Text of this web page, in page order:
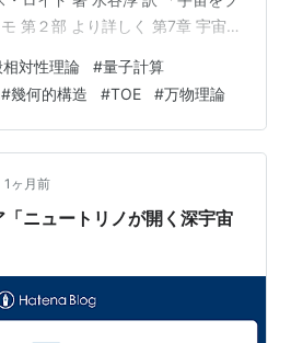
第２部 より詳しく 第7章 宇宙と
ログ同盟！初心者歓迎・なんで
20・30・40・50・60代
相対性理論 #量子計算
#幾何的構造 #TOE #万物理論
1ヶ月前
「ニュートリノが開く深宇宙